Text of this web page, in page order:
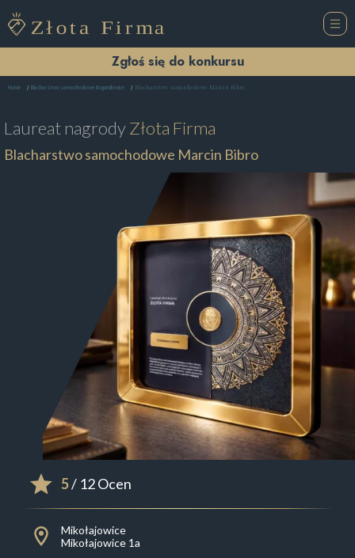
Zgłoś się do konkursu
Home Blacharstwo samochodowe Bogumiłowice Blacharstwo samochodowe Marcin Bibro
Laureat nagrodyZłota Firma
Blacharstwo samochodowe Marcin Bibro
5/ 12 Ocen
Mikołajowice
Mikołajowice 1a